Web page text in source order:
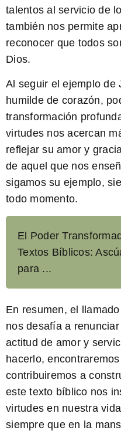
talentos al servicio de
también nos permite
reconocer que todos
Dios.
Al seguir el ejemplo de
humilde de corazón,
transformación
virtudes nos acercan
reflejar su amor y
de aquel que nos
sigamos su ejemplo,
todo momento.
El Poder
Textos Bíblicos:
para ...
En resumen, el
nos desafía a
actitud de amor y
hacerlo,
contribuiremos a
este texto bíblico nos
virtudes en nuestra
siempre que en la